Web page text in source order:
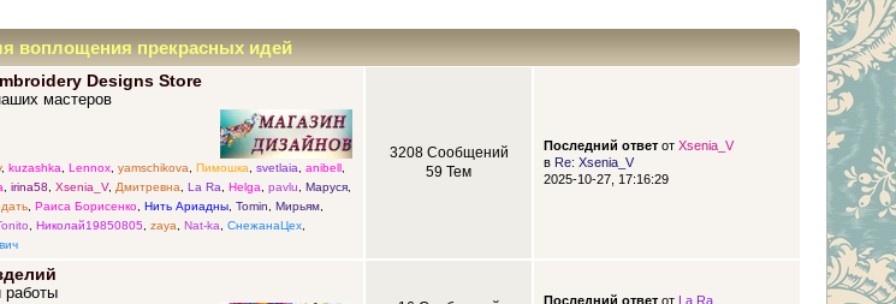
воплощения прекрасных идей
Designs Store
мастеров
, kuzashka, Lennox, yamschikova, Пимошка, svetlaia, anibell,
, irina58, Xsenia_V, Дмитревна, La Ra, Helga, pavlu, Маруся,
, Раиса Борисенко, Нить Ариадны, Tomin, Мирьям,
, Николай19850805, zaya, Nat-ka, СнежанаЦех,
3208 Сообщений
59 Тем
Последний ответот Xsenia_V
в Re: Xsenia_V
2025-10-27, 17:16:29
работы Последний ответот
La Ra